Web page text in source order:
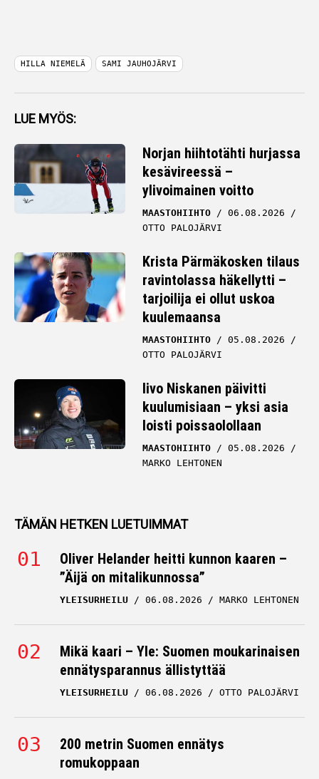
HILLA NIEMELÄ SAMI JAUHOJÄRVI
LUE MYÖS:
Norjan hiihtotähti hurjassa
kesävireessä –
ylivoimainen voitto
MAASTOHIIHTO
06.08.2026
OTTO PALOJÄRVI
Krista Pärmäkosken tilaus
ravintolassa häkellytti –
tarjoilija ei ollut uskoa
kuulemaansa
MAASTOHIIHTO
05.08.2026
OTTO PALOJÄRVI
Iivo Niskanen päivitti
kuulumisiaan – yksi asia
loisti poissaolollaan
MAASTOHIIHTO
05.08.2026
MARKO LEHTONEN
TÄMÄN HETKEN LUETUIMMAT
Oliver Helander heitti kunnon kaaren –
”Äijä on mitalikunnossa”
YLEISURHEILU 06.08.2026 MARKO LEHTONEN
Mikä kaari – Yle: Suomen moukarinaisen
ennätysparannus ällistyttää
YLEISURHEILU 06.08.2026 OTTO PALOJÄRVI
200 metrin Suomen ennätys
romukoppaan